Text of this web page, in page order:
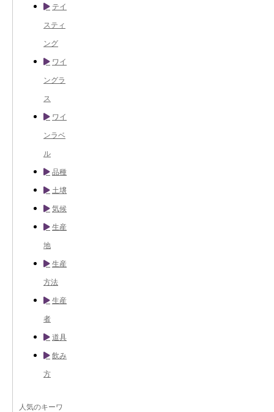
テイ
スティ
ング
ワイ
ングラ
ス
ワイ
ンラベ
ル
品種
土壌
気候
生産
地
生産
方法
生産
者
道具
飲み
方
人気のキーワ